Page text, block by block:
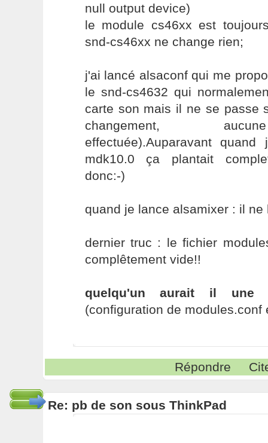
null output device)
le module cs46xx est
snd-cs46xx ne change rien;
j'ai lancé alsaconf qui me
le snd-cs4632 qui
carte son mais il ne se passe
changement,
effectuée).Auparavant
mdk10.0 ça plantait
donc:-)
quand je lance alsamixer : il ne
dernier truc : le fichier
complêtement vide!!
quelqu'un aurait il une
(configuration de modules.conf
Répondre
Re: pb de son sous ThinkPad